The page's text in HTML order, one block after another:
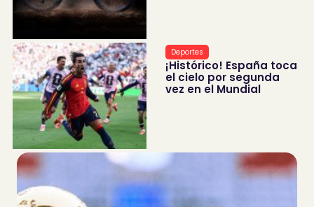
Deportes
¡Histórico! España toca
el cielo por segunda
vez en el Mundial